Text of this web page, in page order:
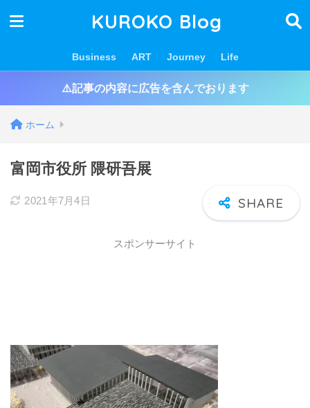
KUROKO Blog
Business ART Journey Life
⚠️記事の内容に広告を含んでおります
ホーム
富岡市役所 隈研吾展
2021年7月4日
スポンサーサイト